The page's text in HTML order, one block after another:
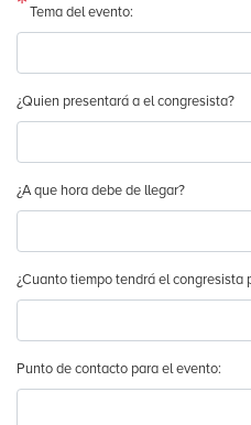
Tema del evento:
¿Quien presentará a el congresista?
¿A que hora debe de llegar?
¿Cuanto tiempo tendrá el congresista
Punto de contacto para el evento: